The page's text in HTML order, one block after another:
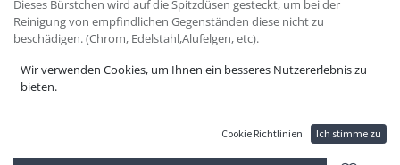
Dieses Bürstchen wird auf die Spitzdüsen gesteckt, um bei der
Reinigung von empfindlichen Gegenständen diese nicht zu
beschädigen. (Chrom, Edelstahl,Alufelgen, etc).
11,10€
Wir verwenden Cookies, um Ihnen ein besseres Nutzererlebnis zu
bieten.
Cookie Richtlinien Ich stimme zu